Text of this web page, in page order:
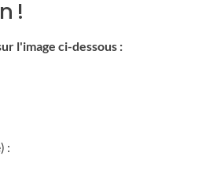
!
l'image ci-dessous :
: